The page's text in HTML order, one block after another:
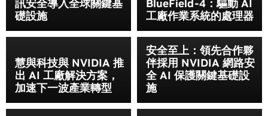
訊安全導入全球關鍵基
礎設施
BlueField-4：驅動 AI
工廠作業系統的處理器
慧與科技與 NVIDIA 推
出 AI 工廠解決方案，
加速下一波產業轉型
安全至上：領先合作夥
伴採用 NVIDIA 網路安
全 AI 保護關鍵基礎設
施